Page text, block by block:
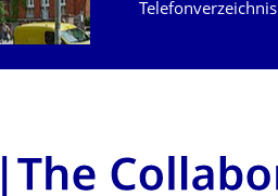
Telefonverzeichnis